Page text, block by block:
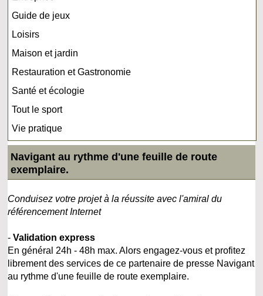
Guide de jeux
Loisirs
Maison et jardin
Restauration et Gastronomie
Santé et écologie
Tout le sport
Vie pratique
Navigant au rythme d'une feuille de route
exemplaire.
Conduisez votre projet à la réussite avec l'amiral du
référencement Internet
-Validation express
En général 24h - 48h max. Alors engagez-vous et profitez
librement des services de ce partenaire de presse Navigant
au rythme d'une feuille de route exemplaire.